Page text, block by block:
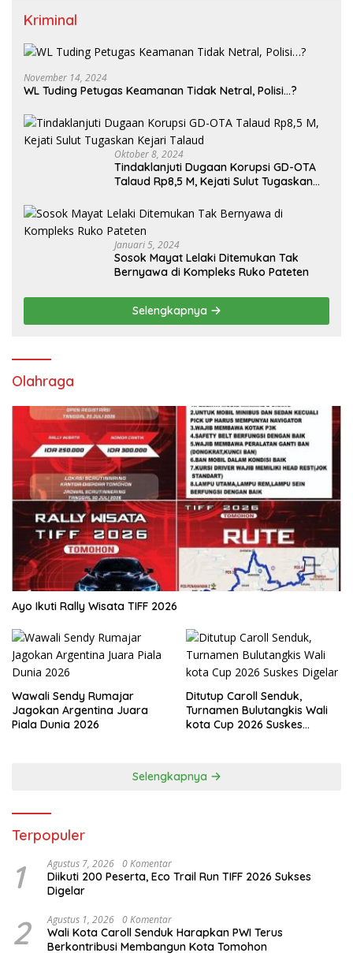
Kriminal
November 14, 2024
WL Tuding Petugas Keamanan Tidak Netral, Polisi…?
Oktober 8, 2024
Tindaklanjuti Dugaan Korupsi GD-OTA
Talaud Rp8,5 M, Kejati Sulut Tugaskan
Januari 5, 2024
Sosok Mayat Lelaki Ditemukan Tak
Bernyawa di Kompleks Ruko Pateten
Selengkapnya
Olahraga
Ayo Ikuti Rally Wisata TIFF 2026
Wawali Sendy Rumajar
Jagokan Argentina Juara
Piala Dunia 2026
Ditutup Caroll Senduk,
Turnamen Bulutangkis Wali
kota Cup 2026 Suskes
Selengkapnya
Terpopuler
1 Agustus 7, 2026 0 Komentar
Diikuti 200 Peserta, Eco Trail Run TIFF 2026 Sukses
Digelar
2 Agustus 1, 2026 0 Komentar
Wali Kota Caroll Senduk Harapkan PWI Terus
Berkontribusi Membangun Kota Tomohon